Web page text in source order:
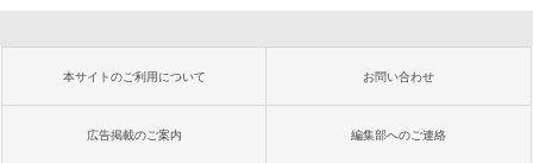
本サイトのご利用について お問い合わせ
広告掲載のご案内 編集部へのご連絡